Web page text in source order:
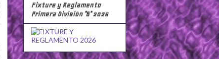
Fixture y Reglamento
Primera División "B" 2026